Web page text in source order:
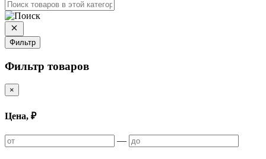
Фильтр
Фильтр товаров
×
Цена, ₽
—